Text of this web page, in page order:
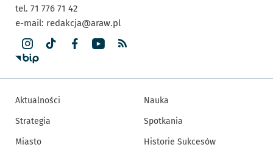
tel. 71 776 71 42
e-mail: redakcja@araw.pl
Aktualności
Strategia
Miasto
Nauka
Spotkania
Historie Sukcesów